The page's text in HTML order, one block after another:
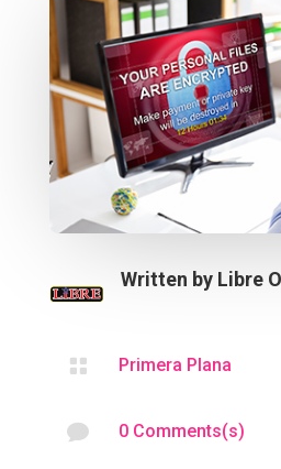
Written by Libre
 Primera Plana
 0 Comments(s)